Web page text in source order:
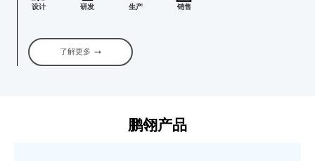
设计 研发 生产 销售
了解更多
鹏翎产品